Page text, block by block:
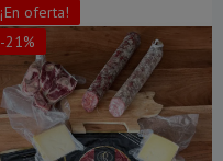
¡En oferta!
-21%